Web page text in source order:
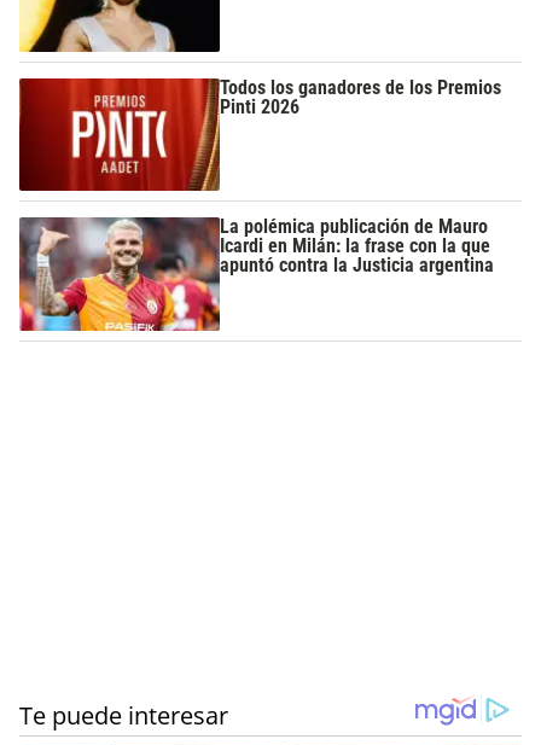
Todos los ganadores de los Premios
Pinti 2026
La polémica publicación de Mauro
Icardi en Milán: la frase con la que
apuntó contra la Justicia argentina